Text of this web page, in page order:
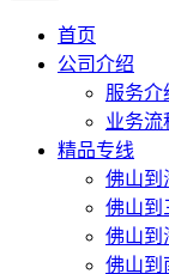
首页
公司介绍
服务介
业务流
精品专线
佛山到
佛山到
佛山到
佛山到